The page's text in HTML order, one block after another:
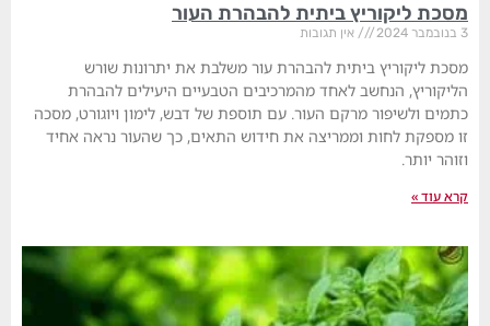
מסכת ליקוריץ ביתית להבהרת העור
3 בנובמבר 2024 אין תגובות
מסכת ליקוריץ ביתית להבהרת עור משלבת את יתרונות שורש
הליקוריץ, הנחשב לאחד מהמרכיבים הטבעיים היעילים להבהרת
כתמים ולשיפור מרקם העור. עם תוספת של דבש, לימון ויוגורט, מסכה
זו מספקת לחות וממריצה את חידוש התאים, כך שהעור נראה אחיד
וזוהר יותר.
קרא עוד »